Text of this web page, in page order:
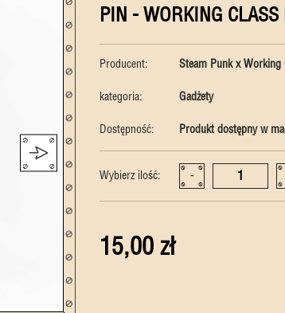
PIN - WORKING CLASS
Producent: Steam Punk x Working
kategoria: Gadżety
Dostępność: Produkt dostępny w
Wybierz ilość: -
15,00 zł